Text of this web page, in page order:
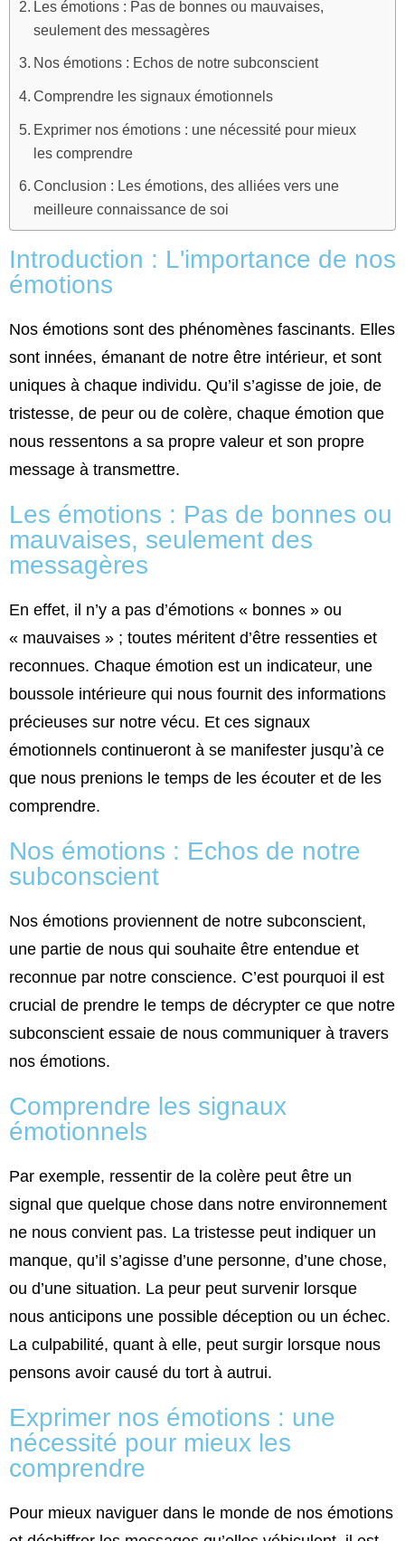
Les émotions : Pas de bonnes ou mauvaises,
seulement des messagères
Nos émotions : Echos de notre subconscient
Comprendre les signaux émotionnels
Exprimer nos émotions : une nécessité pour mieux
les comprendre
Conclusion : Les émotions, des alliées vers une
meilleure connaissance de soi
Introduction : L'importance de nos
émotions
Nos émotions sont des phénomènes fascinants. Elles
sont innées, émanant de notre être intérieur, et sont
uniques à chaque individu. Qu’il s’agisse de joie, de
tristesse, de peur ou de colère, chaque émotion que
nous ressentons a sa propre valeur et son propre
message à transmettre.
Les émotions : Pas de bonnes ou
mauvaises, seulement des
messagères
En effet, il n’y a pas d’émotions « bonnes » ou
« mauvaises » ; toutes méritent d’être ressenties et
reconnues. Chaque émotion est un indicateur, une
boussole intérieure qui nous fournit des informations
précieuses sur notre vécu. Et ces signaux
émotionnels continueront à se manifester jusqu’à ce
que nous prenions le temps de les écouter et de les
comprendre.
Nos émotions : Echos de notre
subconscient
Nos émotions proviennent de notre subconscient,
une partie de nous qui souhaite être entendue et
reconnue par notre conscience. C’est pourquoi il est
crucial de prendre le temps de décrypter ce que notre
subconscient essaie de nous communiquer à travers
nos émotions.
Comprendre les signaux
émotionnels
Par exemple, ressentir de la colère peut être un
signal que quelque chose dans notre environnement
ne nous convient pas. La tristesse peut indiquer un
manque, qu’il s’agisse d’une personne, d’une chose,
ou d’une situation. La peur peut survenir lorsque
nous anticipons une possible déception ou un échec.
La culpabilité, quant à elle, peut surgir lorsque nous
pensons avoir causé du tort à autrui.
Exprimer nos émotions : une
nécessité pour mieux les
comprendre
Pour mieux naviguer dans le monde de nos émotions